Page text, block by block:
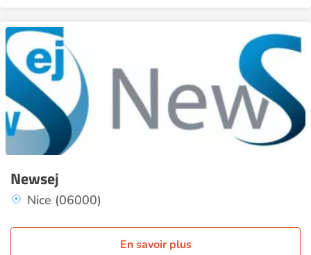
Newsej
Nice (06000)
En savoir plus